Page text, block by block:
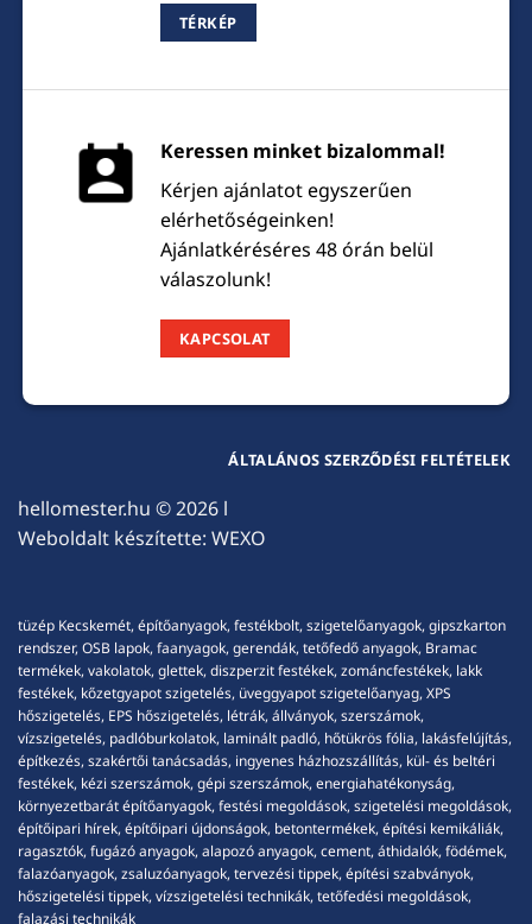
TÉRKÉP
Keressen minket bizalommal!
Kérjen ajánlatot egyszerűen
elérhetőségeinken!
Ajánlatkéréséres 48 órán belül
válaszolunk!
KAPCSOLAT
hellomester.hu © 2026 l
Weboldalt készítette: WEXO
ÁLTALÁNOS SZERZŐDÉSI FELTÉTELEK
tüzép Kecskemét, építőanyagok, festékbolt, szigetelőanyagok, gipszkarton
rendszer, OSB lapok, faanyagok, gerendák, tetőfedő anyagok, Bramac
termékek, vakolatok, glettek, diszperzit festékek, zománcfestékek, lakk
festékek, kőzetgyapot szigetelés, üveggyapot szigetelőanyag, XPS
hőszigetelés, EPS hőszigetelés, létrák, állványok, szerszámok,
vízszigetelés, padlóburkolatok, laminált padló, hőtükrös fólia, lakásfelújítás,
építkezés, szakértői tanácsadás, ingyenes házhozszállítás, kül- és beltéri
festékek, kézi szerszámok, gépi szerszámok, energiahatékonyság,
környezetbarát építőanyagok, festési megoldások, szigetelési megoldások,
építőipari hírek, építőipari újdonságok, betontermékek, építési kemikáliák,
ragasztók, fugázó anyagok, alapozó anyagok, cement, áthidalók, födémek,
falazóanyagok, zsaluzóanyagok, tervezési tippek, építési szabványok,
hőszigetelési tippek, vízszigetelési technikák, tetőfedési megoldások,
falazási technikák